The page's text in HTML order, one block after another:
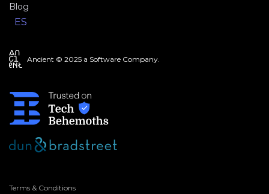
Blog
ES
Ancient © 2025 a Software Company.
Terms & Conditions